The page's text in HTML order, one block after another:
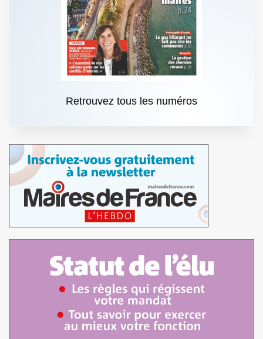
Retrouvez tous les numéros